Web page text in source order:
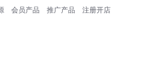
会员产品 推广产品 注册开店